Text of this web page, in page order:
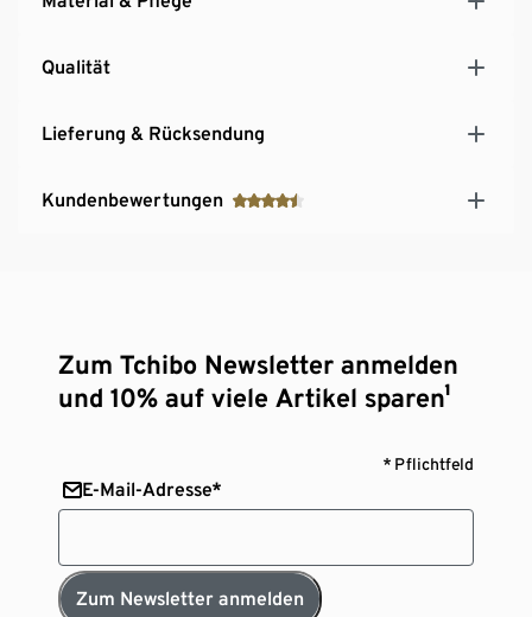
Qualität
Lieferung & Rücksendung
Kundenbewertungen
Zum Tchibo Newsletter anmelden
und 10% auf viele Artikel sparen¹
* Pflichtfeld
E-Mail-Adresse*
Zum Newsletter anmelden